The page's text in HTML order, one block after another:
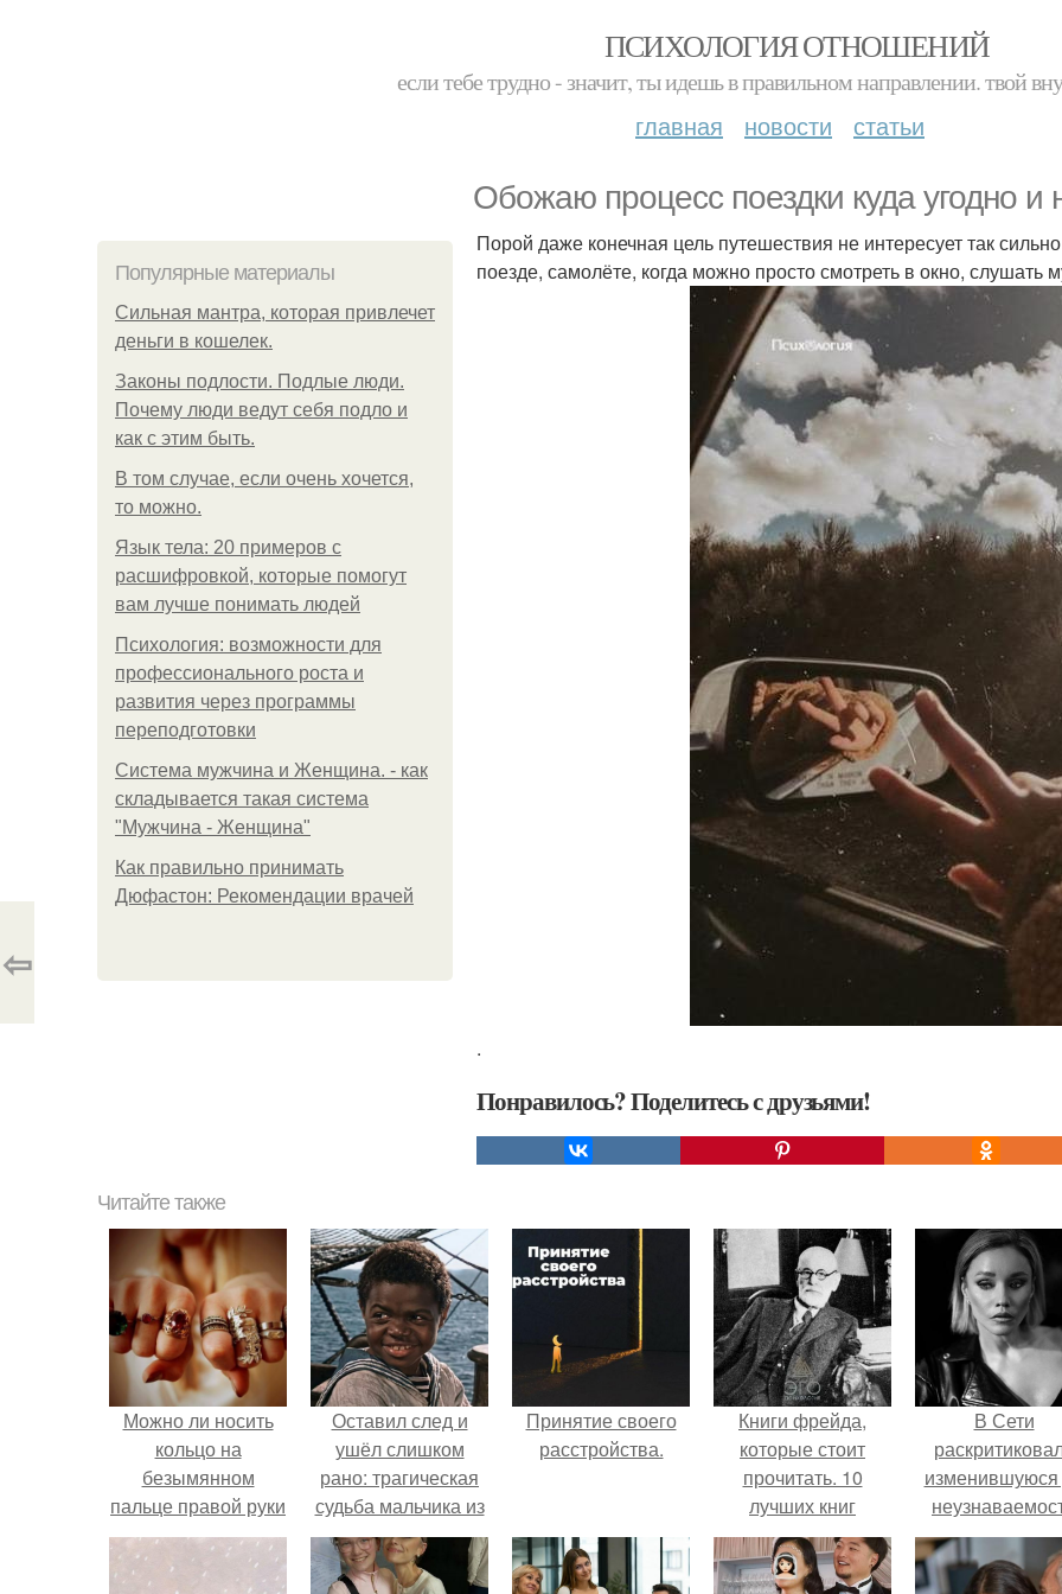
ПСИХОЛОГИЯ ОТНОШЕНИЙ
если тебе трудно - значит, ты идешь в правильном направлении. твой
главная новости статьи
Обожаю процесс поездки куда угодно и
Популярные материалы
Сильная мантра, которая привлечет
деньги в кошелек.
Законы подлости. Подлые люди.
Почему люди ведут себя подло и
как с этим быть.
В том случае, если очень хочется,
то можно.
Язык тела: 20 примеров с
расшифровкой, которые помогут
вам лучше понимать людей
Психология: возможности для
профессионального роста и
развития через программы
переподготовки
Система мужчина и Женщина. - как
складывается такая система
"Мужчина - Женщина"
Как правильно принимать
Дюфастон: Рекомендации врачей
Порой даже конечная цель путешествия не интересует так
поезде, самолёте, когда можно просто смотреть в окно,
.
Понравилось? Поделитесь с друзьями!
⇦
Читайте также
Можно ли носить
кольцо на
безымянном
пальце правой руки
незамужней
девушке
Оставил след и
ушёл слишком
рано: трагическая
судьба мальчика из
фильма
"Максимка".
Принятие своего
расстройства.
Книги фрейда,
которые стоит
прочитать. 10
лучших книг
Зигмунда Фрейда.
В Сети
изменившуюся
Марину